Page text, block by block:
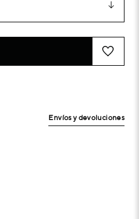
Envíos y devoluciones